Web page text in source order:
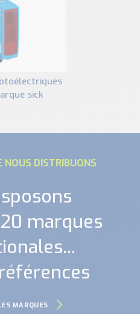
sick
NOUS DISTRIBUONS
marques
MARQUES